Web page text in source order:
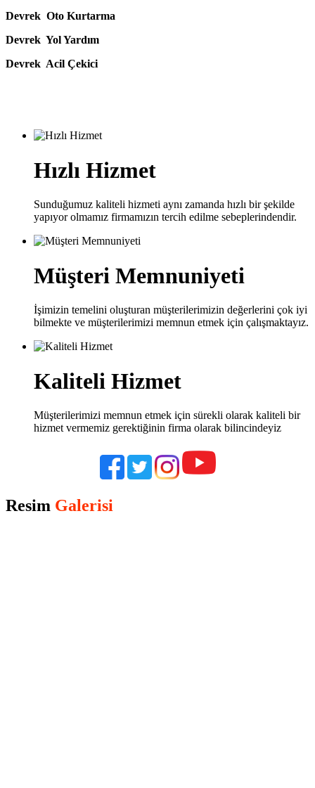
Devrek Oto Kurtarma
Devrek Yol Yardım
Devrek Acil Çekici
Hızlı Hizmet
Sunduğumuz kaliteli hizmeti aynı zamanda hızlı bir şekilde
yapıyor olmamız firmamızın tercih edilme sebeplerindendir.
Müşteri Memnuniyeti
İşimizin temelini oluşturan müşterilerimizin değerlerini çok iyi
bilmekte ve müşterilerimizi memnun etmek için çalışmaktayız.
Kaliteli Hizmet
Müşterilerimizi memnun etmek için sürekli olarak kaliteli bir
hizmet vermemiz gerektiğinin firma olarak bilincindeyiz
Resim Galerisi